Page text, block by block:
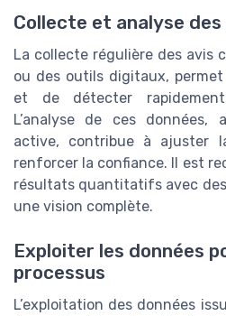
Collecte et analyse
La collecte régulière des avis
ou des outils digitaux,
et de détecter
L’analyse de ces données,
active, contribue à ajuster
renforcer la confiance. Il est
résultats quantitatifs avec
une vision complète.
Exploiter les données
processus
L’exploitation des données